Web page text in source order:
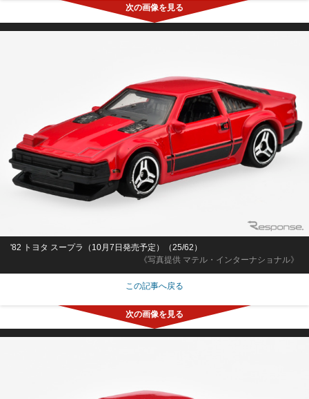
《写真提供 マテル・インターナショナル》
'82 トヨタ スープラ（10月7日発売予定）（25/62）
この記事へ戻る